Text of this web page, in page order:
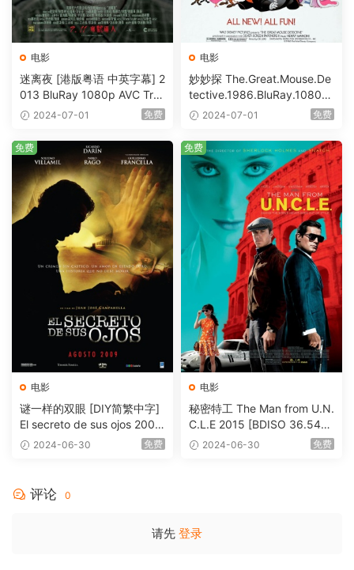
电影
迷离夜 [港版粤语 中英字幕] 2
013 BluRay 1080p AVC Tru
eHD5.1 [BDISO 22.64GB]
2024-07-01 免费
电影
妙妙探 The.Great.Mouse.De
tective.1986.BluRay.1080p.
AVC.DTS-HD.MA.5.1-HDHo
2024-07-01 免费
电影
谜一样的双眼 [DIY简繁中字]
El secreto de sus ojos 2009
1080p Blu-ray AVC DTS-HD
2024-06-30 免费
免费
电影
秘密特工 The Man from U.N.
C.L.E 2015 [BDISO 36.54G
B] 2024-06-30 免费
免费
评论 0
请先 登录